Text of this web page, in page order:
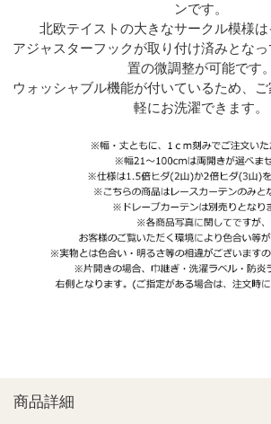
ンです。
北欧テイストの大きなサークル模様は
アジャスターフックが取り付け済みとな
置の微調整が可能です。
ウォッシャブル機能が付いているため、
軽にお洗濯できます。
商品詳細